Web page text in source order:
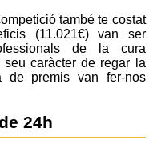
també te costat
(11.021€) van ser
de la cura
caràcter de regar la
de premis van fer-nos
24h